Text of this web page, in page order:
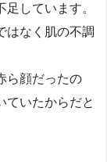
しています。
はなく肌の不調
ら顔だったの
ていたからだと